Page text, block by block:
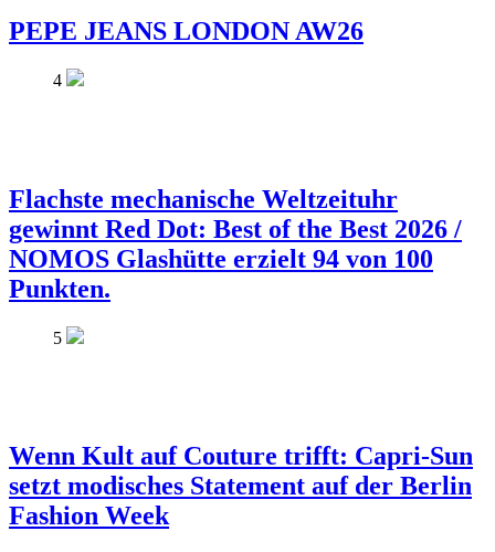
PEPE JEANS LONDON AW26
4
Flachste mechanische Weltzeituhr
gewinnt Red Dot: Best of the Best 2026 /
NOMOS Glashütte erzielt 94 von 100
Punkten.
5
Wenn Kult auf Couture trifft: Capri-Sun
setzt modisches Statement auf der Berlin
Fashion Week